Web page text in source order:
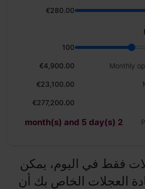
€280.00
100
Monthly
€4,900.00
€23,100.00
€277,200.00
2 month(s) and 5 day(s)
فقط في اليوم، يمكن
العجلات الخاص بك أن